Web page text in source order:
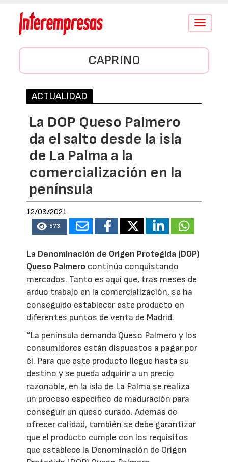
Conmutar
CAPRINO
ACTUALIDAD
La DOP Queso Palmero
da el salto desde la isla
de La Palma a la
comercialización en la
península
12/03/2021
573
La Denominación de Origen Protegida (DOP)
Queso Palmero continúa conquistando
mercados. Tanto es aquí que, tras meses de
arduo trabajo en la comercialización, se ha
conseguido establecer este producto en
diferentes puntos de venta de Madrid.
“La península demanda Queso Palmero y los
consumidores están dispuestos a pagar por
él. Para que este producto llegue hasta su
destino y se pueda adquirir a un precio
razonable, en la isla de La Palma se realiza
un proceso específico de maduración para
conseguir un queso curado. Además de
ofrecer calidad, también se debe garantizar
que el producto cumple con los requisitos
que establece la Denominación de Origen